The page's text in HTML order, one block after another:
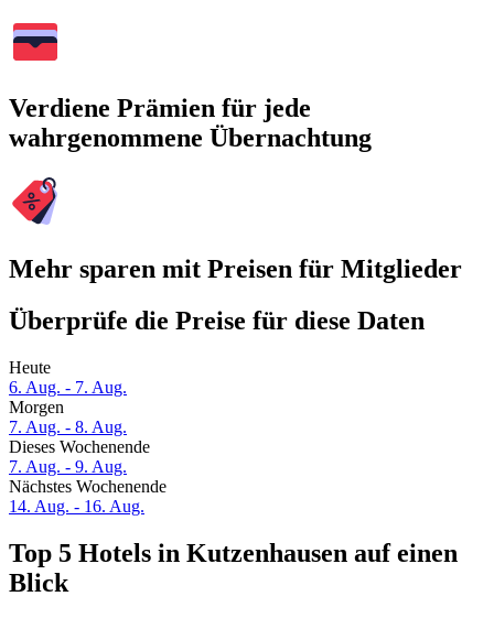
Verdiene Prämien für jede
wahrgenommene Übernachtung
Mehr sparen mit Preisen für Mitglieder
Überprüfe die Preise für diese Daten
Heute
6. Aug. - 7. Aug.
Morgen
7. Aug. - 8. Aug.
Dieses Wochenende
7. Aug. - 9. Aug.
Nächstes Wochenende
14. Aug. - 16. Aug.
Top 5 Hotels in Kutzenhausen auf einen
Blick